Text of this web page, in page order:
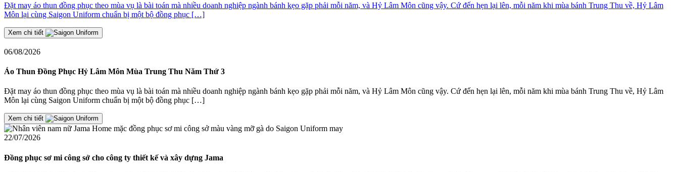
Đặt may áo thun đồng phục theo mùa vụ là bài toán mà nhiều doanh nghiệp ngành bánh kẹo gặp phải mỗi năm, và Hỷ Lâm Môn cũng vậy. Cứ đến hẹn lại lên, mỗi năm khi mùa bánh Trung Thu về, Hỷ Lâm
Môn lại cùng Saigon Uniform chuẩn bị một bộ đồng phục […]
Xem chi tiết
06/08/2026
Áo Thun Đồng Phục Hỷ Lâm Môn Mùa Trung Thu Năm Thứ 3
Đặt may áo thun đồng phục theo mùa vụ là bài toán mà nhiều doanh nghiệp ngành bánh kẹo gặp phải mỗi năm, và Hỷ Lâm Môn cũng vậy. Cứ đến hẹn lại lên, mỗi năm khi mùa bánh Trung Thu về, Hỷ Lâm
Môn lại cùng Saigon Uniform chuẩn bị một bộ đồng phục […]
Xem chi tiết
22/07/2026
Đồng phục sơ mi công sở cho công ty thiết kế và xây dựng Jama